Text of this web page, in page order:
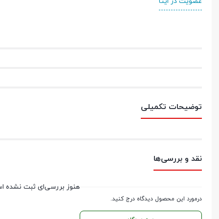
توضیحات تکمیلی
نقد و بررسی‌ها
درمورد این محصول دیدگاه درج کنید.
هنوز بررسی‌ای ثبت نشده